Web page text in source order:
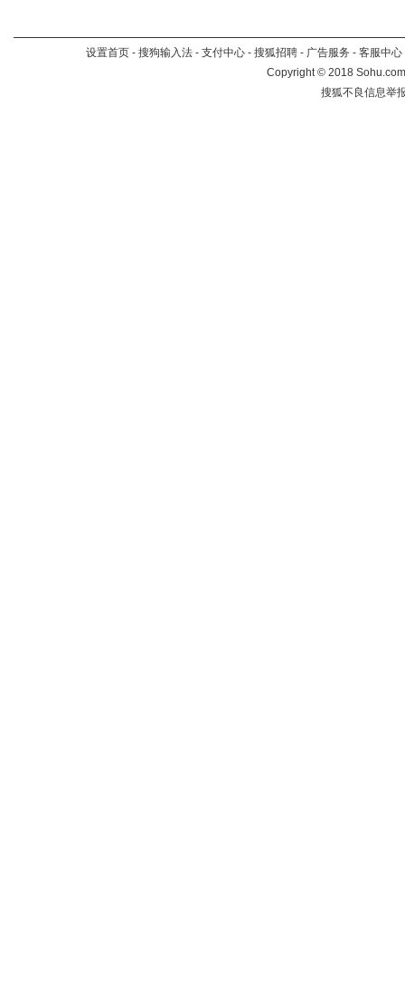
设置首页 - 搜狗输入法 - 支付中心 - 搜狐招聘 - 广告服务 - 客服中心
Copyright©2018
搜狐不良信息举